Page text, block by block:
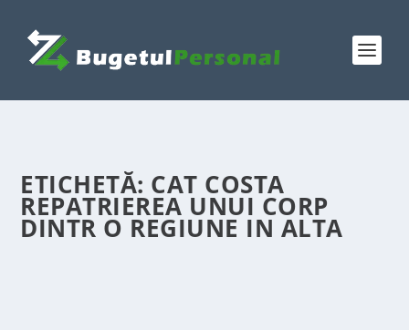
ETICHETĂ: CAT COSTA
REPATRIEREA UNUI CORP
DINTR O REGIUNE IN ALTA